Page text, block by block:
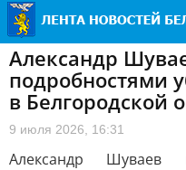
Александр
подробностями
в Белгородской
9 июля 2026, 16:31
Александр Шуваев